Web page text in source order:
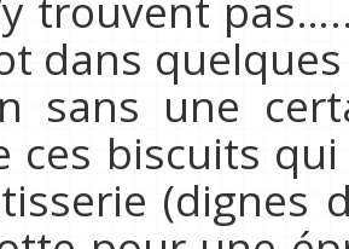
dans
sans une
ces biscuits
(dignes